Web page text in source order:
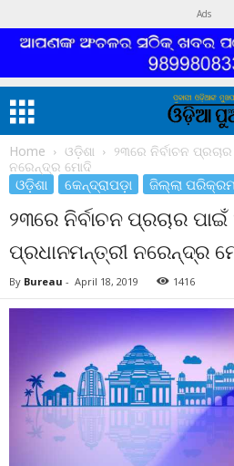
Ads
Home ଓଡ଼ିଶା
୨୩ରେ ନିର୍ବାଚନ
ନରେନ୍ଦ୍ର ମୋଦି
ଓଡ଼ିଶା କେନ୍ଦ୍ରାପଡ଼ା ଜିଲ୍ଲା
୨୩ରେ ନିର୍ବାଚନ ପ୍ରଚାର
ପ୍ରଧାନମନ୍ତ୍ରୀ ନରେନ୍ଦ୍ର
By Bureau - April 18, 2019 1416